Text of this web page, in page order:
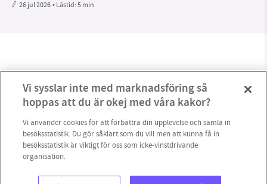
26 jul 2026• Lästid:5 min
Vi sysslar inte med marknadsföring så
hoppas att du är okej med våra kakor?
Vi använder cookies för att förbättra din upplevelse och samla in
besöksstatistik. Du gör såklart som du vill men att kunna få in
besöksstatistik är viktigt för oss som icke-vinstdrivande
organisation.